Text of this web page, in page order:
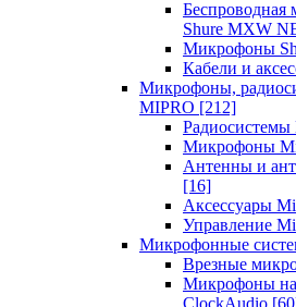
Беспроводная
Shure MXW
Микрофоны
Кабели и
Микрофоны,
MIPRO [212]
Радиосистемы
Микрофоны
Антенны и
[16]
Аксессуары
Управление
Микрофонные
Врезные
Микрофоны на
ClockAudio